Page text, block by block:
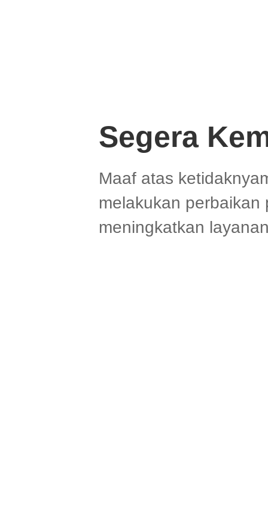
Segera
Maaf atas
melakukan
meningkatkan